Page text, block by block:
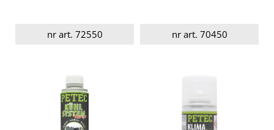
nr art. 72550 nr art. 70450